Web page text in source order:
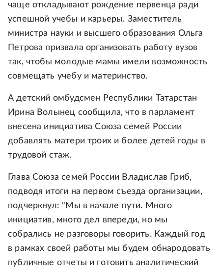
чаще откладывают рождение первенца ради
успешной учебы и карьеры. Заместитель
министра науки и высшего образования Ольга
Петрова призвала организовать работу вузов
так, чтобы молодые мамы имели возможность
совмещать учебу и материнство.
А детский омбудсмен Республики Татарстан
Ирина Волынец сообщила, что в парламент
внесена инициатива Союза семей России
добавлять матери троих и более детей годы в
трудовой стаж.
Глава Союза семей России Владислав Гриб,
подводя итоги на первом съезда организации,
подчеркнул: "Мы в начале пути. Много
инициатив, много дел впереди, но мы
собрались не разговоры говорить. Каждый год
в рамках своей работы мы будем обнародовать
публичные отчеты и готовить аналитический